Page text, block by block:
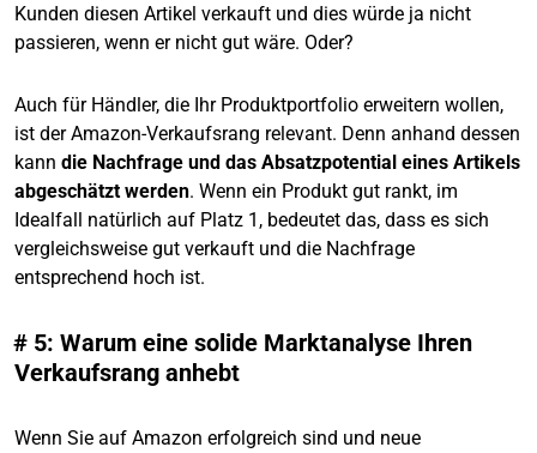
Kunden diesen Artikel verkauft und dies würde ja nicht
passieren, wenn er nicht gut wäre. Oder?
Auch für Händler, die Ihr Produktportfolio erweitern wollen,
ist der Amazon-Verkaufsrang relevant. Denn anhand dessen
kann die Nachfrage und das Absatzpotential eines Artikels
abgeschätzt werden. Wenn ein Produkt gut rankt, im
Idealfall natürlich auf Platz 1, bedeutet das, dass es sich
vergleichsweise gut verkauft und die Nachfrage
entsprechend hoch ist.
# 5: Warum eine solide Marktanalyse Ihren
Verkaufsrang anhebt
Wenn Sie auf Amazon erfolgreich sind und neue